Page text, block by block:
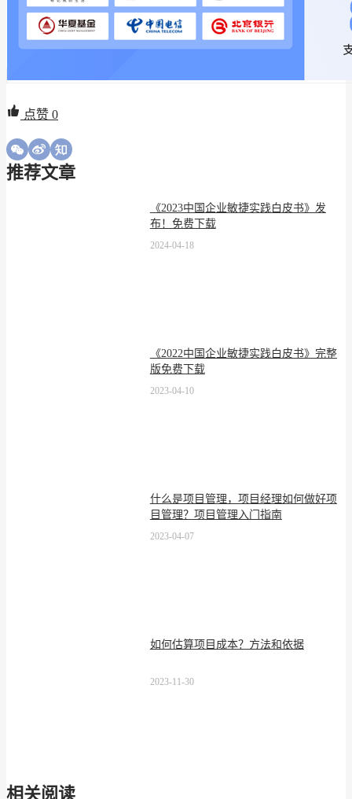
点赞 0
推荐文章
《2023中国企业敏捷实践白皮书》发
布！免费下载
2024-04-18
《2022中国企业敏捷实践白皮书》完整
版免费下载
2023-04-10
什么是项目管理，项目经理如何做好项
目管理？项目管理入门指南
2023-04-07
如何估算项目成本？方法和依据
2023-11-30
相关阅读